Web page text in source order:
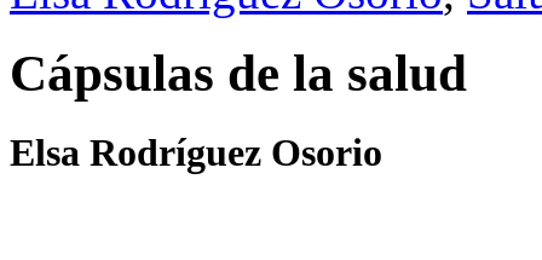
Cápsulas de la salud
Elsa Rodríguez Osorio